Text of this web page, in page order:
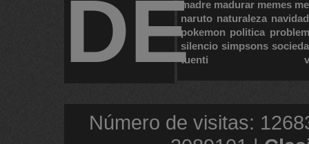
DEmadre madurar memes
naruto naturaleza navidad
pokemon politica
silencio simpsons
tuenti
Número de visitas: